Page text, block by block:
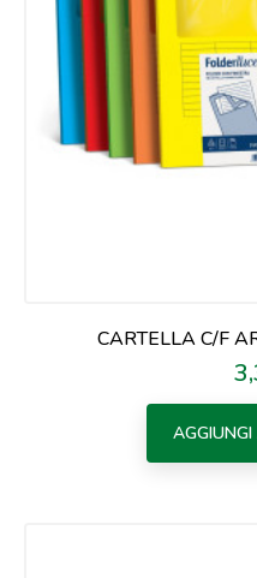
CARTELLA C/F
AGGIUNGI